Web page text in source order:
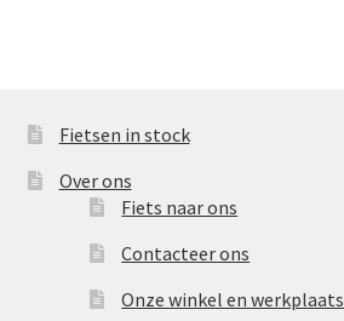
Fietsen in stock
Over ons
Fiets naar ons
Contacteer ons
Onze winkel en werkplaats